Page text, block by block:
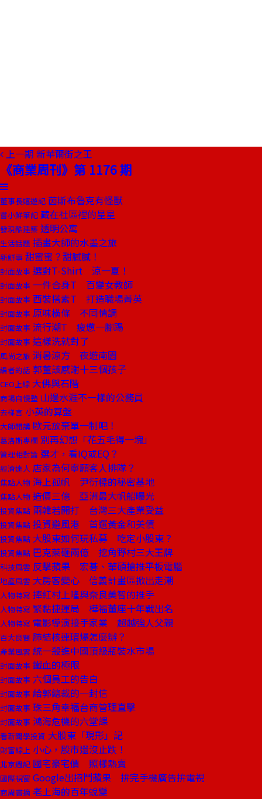
上一期 新華爾街之王
《商業周刊》第 1176 期
董事長嬉遊記 茵斯布魯克有怪獸
嘗小鮮筆記 藏在社區裡的星星
發現酷建築 透明公寓
生活話題 插畫大師的水墨之旅
新鮮事 甜蜜蜜？甜膩膩！
封面故事 選對T-Shirt 涼一夏！
封面故事 一件合身T 百變女教師
封面故事 西裝搭素T 打造職場菁英
封面故事 原味橫條 不同情調
封面故事 流行潮T 疲憊一腳踢
封面故事 這樣洗就對了
風尚之旅 消暑涼方 夜遊南園
編者的話 郭董該感謝十三個孩子
CEO上線 大佛與石階
商場自慢塾 山邊水涯不一樣的公務員
去梯言 小英的算盤
大師開講 歐元放棄單一制吧！
葛洛斯專欄 別再幻想「花五毛得一塊」
管理相對論 選才，看IQ或EQ？
經濟達人 店家為何寧願客人排隊？
焦點人物 海上孤帆 尹衍樑的秘密基地
焦點人物 造價三億 亞洲最大帆船曝光
投資焦點 兩韓若開打 台灣三大產業受益
投資焦點 投資避風港 首選黃金和美債
投資焦點 大股東如何玩私募 吃定小股東？
投資焦點 巴克萊砸兩億 挖角野村三大王牌
科技風雲 反擊蘋果 宏碁、華碩搶推平板電腦
地產風雲 大房客變心 信義計畫區掀出走潮
人物特寫 捧紅村上隆與奈良美智的推手
人物特寫 緊黏捷運局 樺福董座十年戰出名
人物特寫 電影導演接手家業 超越強人父親
百大良醫 肺結核連環爆怎麼辦？
產業風雲 統一殺進中國頂級瓶裝水市場
封面故事 鐵血的極限
封面故事 六個員工的告白
封面故事 給郭總裁的一封信
封面故事 珠三角幸福台商管理直擊
封面故事 鴻海危機的六堂課
看新聞學投資 大股東「現形」記
財富線上 小心，股市還沒止跌！
北京週記 國宅豪宅價 照樣熱賣
國際視窗 Google出招鬥蘋果 拚完手機廣告拚電視
商周書摘 老上海的百年蛻變